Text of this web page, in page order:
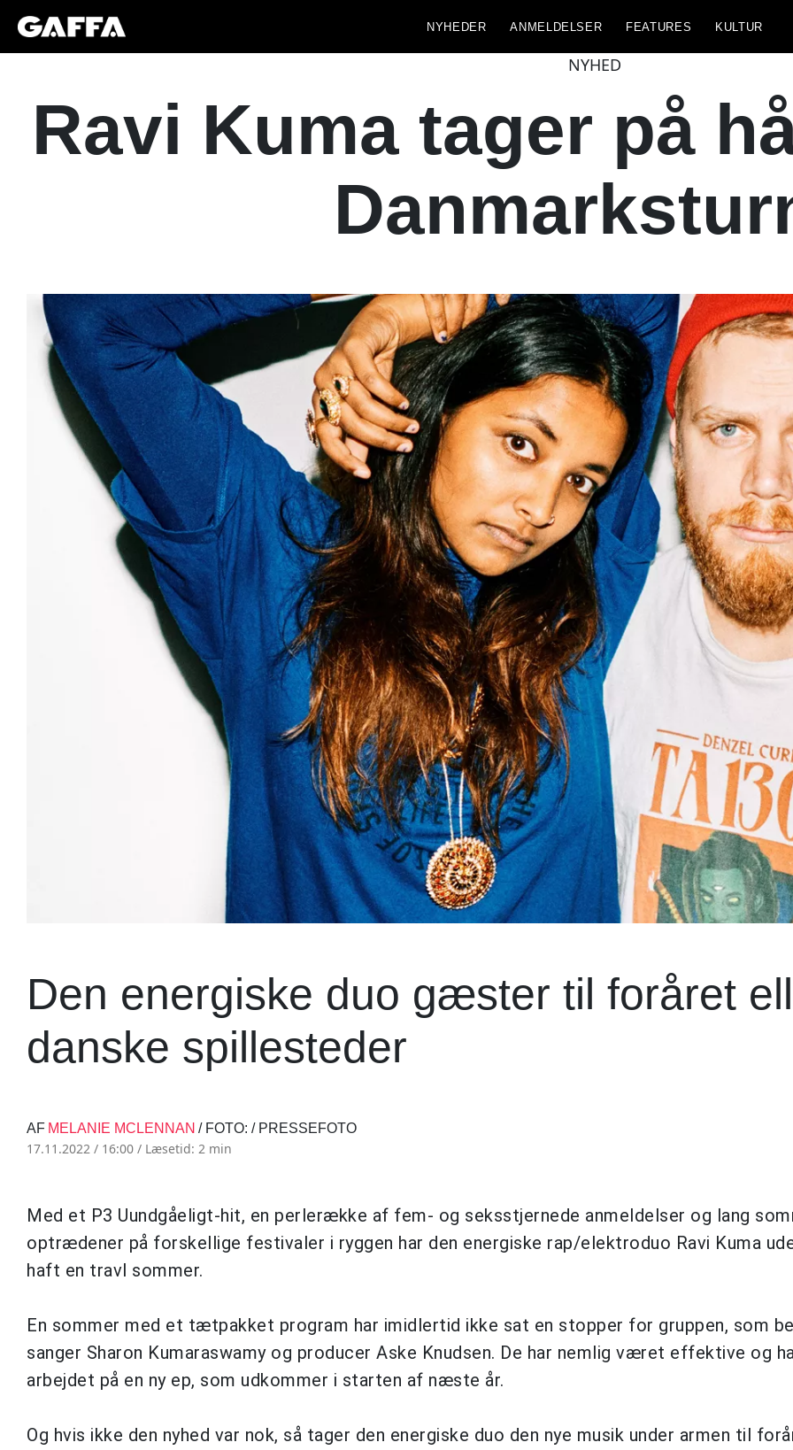
NYHEDER ANMELDELSER FEATURES KULTUR
NYHED
Ravi Kuma tager på
Den energiske duo gæster til foråret
danske spillesteder
AF MELANIE MCLENNAN / FOTO: / PRESSEFOTO
17.11.2022 / 16:00 / Læsetid: 2 min
Med et P3 Uundgåeligt-hit, en perlerække af fem- og seksstjernede anmeldelser og lang
optrædener på forskellige festivaler i ryggen har den energiske rap/elektroduo Ravi Kuma
haft en travl sommer.
En sommer med et tætpakket program har imidlertid ikke sat en stopper for gruppen, som
sanger Sharon Kumaraswamy og producer Aske Knudsen. De har nemlig været effektive og
arbejdet på en ny ep, som udkommer i starten af næste år.
Og hvis ikke den nyhed var nok, så tager den energiske duo den nye musik under armen til